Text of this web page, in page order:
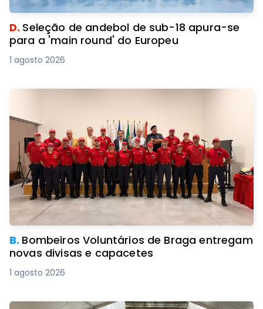
D. Seleção de andebol de sub-18 apura-se
para a 'main round' do Europeu
1 agosto 2026
B. Bombeiros Voluntários de Braga entregam
novas divisas e capacetes
1 agosto 2026